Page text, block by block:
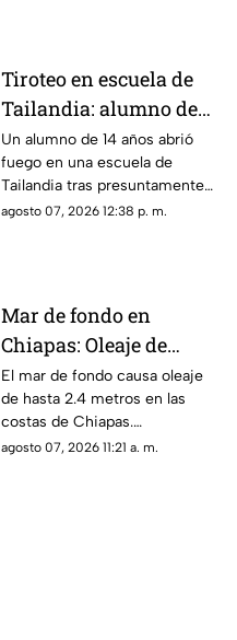
Tiroteo en escuela de
Tailandia: alumno de
14 años mata a cinco
profesores, a sus
abuelos y deja decenas
de heridos
Un alumno de 14 años abrió
fuego en una escuela de
Tailandia tras presuntamente
matar a sus abuelos. El ataque
agosto 07, 2026 12:38 p. m.
Mar de fondo en
Chiapas: Oleaje de
hasta 2.4 metros alerta
a las costas del estado
El mar de fondo causa oleaje
de hasta 2.4 metros en las
costas de Chiapas.
Autoridades reportan 9
agosto 07, 2026 11:21 a. m.